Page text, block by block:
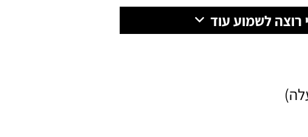
רוצה לשמוע עוד